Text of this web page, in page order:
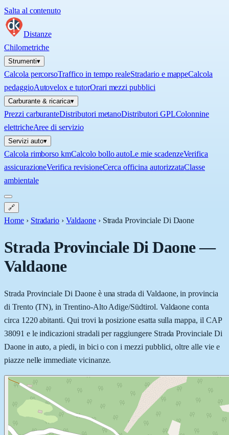
Salta al contenuto
Distanze
Chilometriche
Strumenti▾
Calcola percorsoTraffico in tempo realeStradario e mappeCalcola
pedaggioAutovelox e tutorOrari mezzi pubblici
Carburante & ricarica▾
Prezzi carburanteDistributori metanoDistributori GPLColonnine
elettricheAree di servizio
Servizi auto▾
Calcola rimborso kmCalcolo bollo autoLe mie scadenzeVerifica
assicurazioneVerifica revisioneCerca officina autorizzataClasse
ambientale
🔗
Home › Stradario › Valdaone › Strada Provinciale Di Daone
Strada Provinciale Di Daone—
Valdaone
Strada Provinciale Di Daone è una strada di Valdaone, in provincia
di Trento (TN), in Trentino-Alto Adige/Südtirol. Valdaone conta
circa 1220 abitanti. Qui trovi la posizione esatta sulla mappa, il CAP
38091 e le indicazioni stradali per raggiungere Strada Provinciale Di
Daone in auto, a piedi, in bici o con i mezzi pubblici, oltre alle vie e
piazze nelle immediate vicinanze.